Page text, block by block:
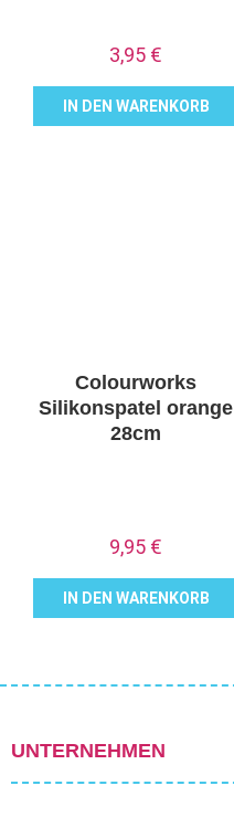
3,95 €
IN DEN WARENKORB
Colourworks
Silikonspatel orange
28cm
9,95 €
IN DEN WARENKORB
UNTERNEHMEN